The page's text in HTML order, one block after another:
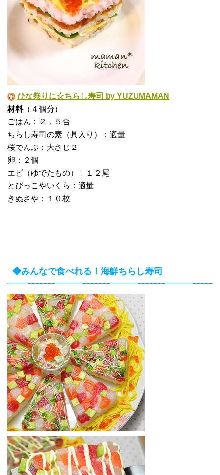
ひな祭りに☆ちらし寿司 by YUZUMAMAN
材料（４個分）
ごはん：２．５合
ちらし寿司の素（具入り）：適量
桜でんぶ：大さじ２
卵：２個
エビ（ゆでたもの）：１２尾
とびっこやいくら：適量
きぬさや：１０枚
◆みんなで食べれる！海鮮ちらし寿司